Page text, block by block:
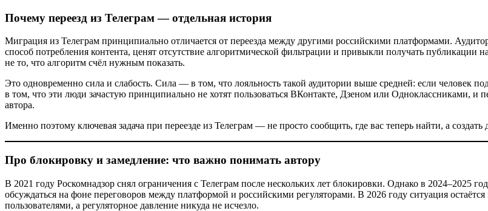
Почему переезд из Телеграм — отдельная история
Миграция из Телеграм принципиально отличается от переезда между другими российскими платформами.
способ потребления контента, ценят отсутствие алгоритмической фильтрации и привыкли получать
не то, что алгоритм счёл нужным показать.
Это одновременно сила и слабость. Сила — в том, что лояльность такой аудитории выше средней: если человек
в том, что эти люди зачастую принципиально не хотят пользоваться ВКонтакте, Дзеном или Одноклассниками, и
автора.
Именно поэтому ключевая задача при переезде из Телеграм — не просто сообщить, где вас теперь найти, а
Про блокировку и замедление: что важно понимать автору
В 2021 году Роскомнадзор снял ограничения с Телеграм после нескольких лет блокировки. Однако в 2024–2025
обсуждаться на фоне переговоров между платформой и российскими регуляторами. В 2026 году ситуация
пользователями, а регуляторное давление никуда не исчезло.